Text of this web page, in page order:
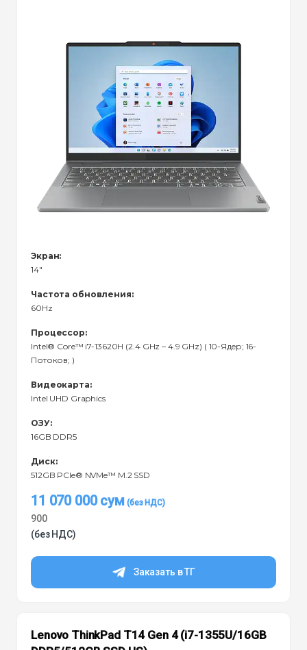
Экран:
14"
Частота обновления:
60Hz
Процессор:
Intel® Core™ i7-13620H (2.4 GHz – 4.9 GHz) ( 10-Ядeр; 16-
Потоков; )
Видеокарта:
Intel UHD Graphics
ОЗУ:
16GB DDR5
Диск:
512GB PCIe® NVMe™ M.2 SSD
11 070 000сум
900
(без НДС)
Заказать в ТГ
Lenovo ThinkPad T14 Gen 4 (i7-1355U/16GB